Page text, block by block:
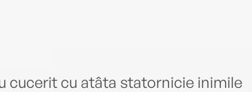
cucerit cu atâta statornicie inimile